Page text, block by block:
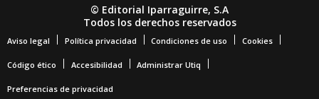
© Editorial Iparraguirre, S.A
Todos los derechos reservados
Aviso legal Política privacidad Condiciones de uso Cookies
Código ético Accesibilidad Administrar Utiq
Preferencias de privacidad